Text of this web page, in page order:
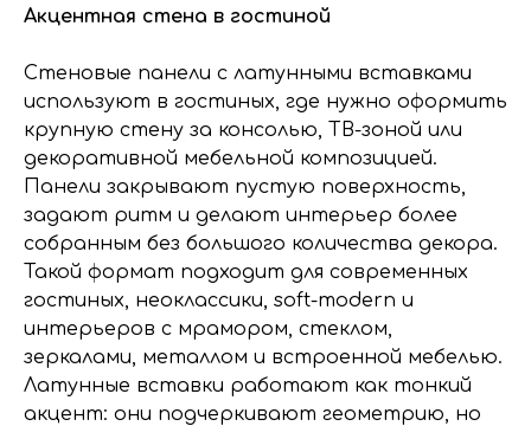
Акцентная стена в гостиной
Стеновые панели с латунными вставками
используют в гостиных, где нужно оформить
крупную стену за консолью, ТВ-зоной или
декоративной мебельной композицией.
Панели закрывают пустую поверхность,
задают ритм и делают интерьер более
собранным без большого количества декора.
Такой формат подходит для современных
гостиных, неоклассики, soft-modern и
интерьеров с мрамором, стеклом,
зеркалами, металлом и встроенной мебелью.
Латунные вставки работают как тонкий
акцент: они подчеркивают геометрию, но